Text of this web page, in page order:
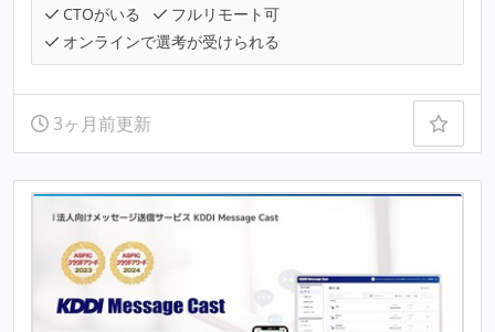
CTOがいる
フルリモート可
オンラインで選考が受けられる
3ヶ月前更新